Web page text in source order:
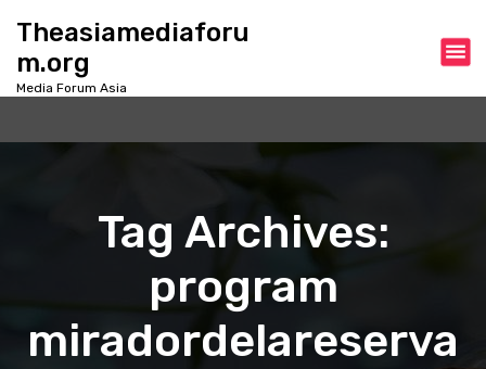
Theasiamediaforu
m.org
Media Forum Asia
Tag Archives:
program
miradordelareserva